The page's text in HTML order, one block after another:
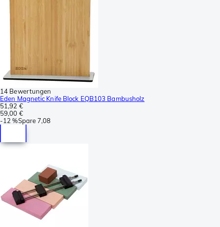
14 Bewertungen
Eden Magnetic Knife Block EQB103 Bambusholz
51,92 €
59,00 €
-12 %Spare7,08